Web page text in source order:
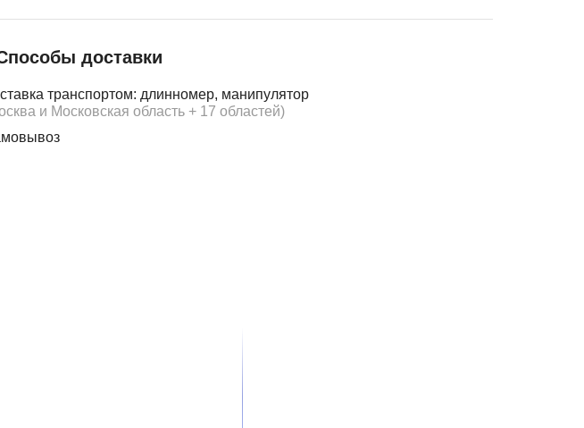
доставки
транспортом: длинномер, манипулятор
и Московская область + 17 областей)